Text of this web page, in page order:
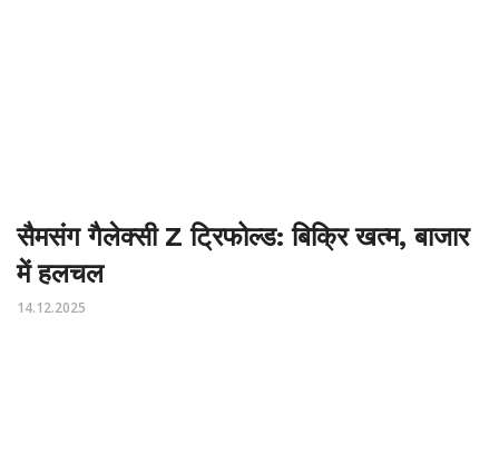
सैमसंग गैलेक्सी Z ट्रिफोल्ड: बिक्रि खत्म, बाजार
में हलचल
14.12.2025